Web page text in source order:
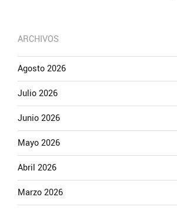
ARCHIVOS
Agosto 2026
Julio 2026
Junio 2026
Mayo 2026
Abril 2026
Marzo 2026